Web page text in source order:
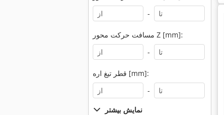
-
مسافت حرکت محور Z [mm]:
-
قطر تیغ اره [mm]:
-
نمایش بیشتر